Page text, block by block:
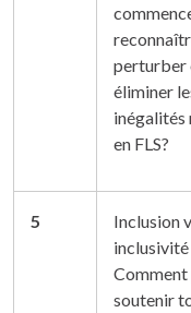
perturber
éliminer
inégalités
en FLS?
5
Inclusion
inclusivité
soutenir